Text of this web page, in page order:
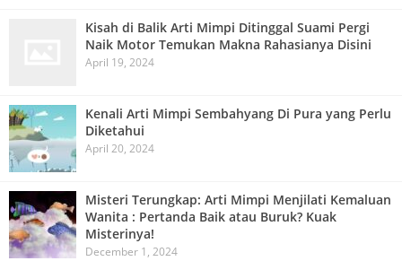
Kisah di Balik Arti Mimpi Ditinggal Suami Pergi
Naik Motor Temukan Makna Rahasianya Disini
April 19, 2024
Kenali Arti Mimpi Sembahyang Di Pura yang Perlu
Diketahui
April 20, 2024
Misteri Terungkap: Arti Mimpi Menjilati Kemaluan
Wanita : Pertanda Baik atau Buruk? Kuak
Misterinya!
December 1, 2024